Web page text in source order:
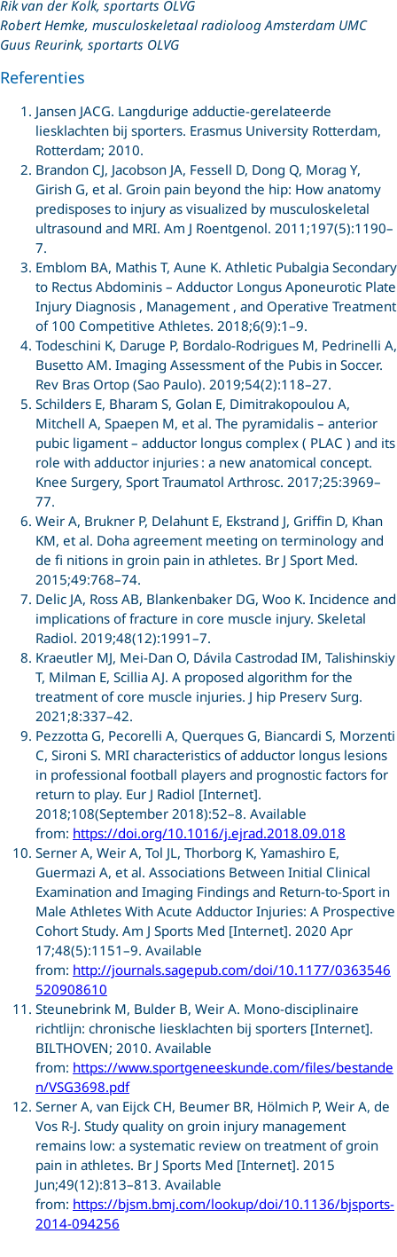
Rik van der Kolk, sportarts OLVG
Robert Hemke, musculoskeletaal radioloog Amsterdam UMC
Guus Reurink, sportarts OLVG
Referenties
Jansen JACG. Langdurige adductie-gerelateerde
liesklachten bij sporters. Erasmus University Rotterdam,
Rotterdam; 2010.
Brandon CJ, Jacobson JA, Fessell D, Dong Q, Morag Y,
Girish G, et al. Groin pain beyond the hip: How anatomy
predisposes to injury as visualized by musculoskeletal
ultrasound and MRI. Am J Roentgenol. 2011;197(5):1190–
7.
Emblom BA, Mathis T, Aune K. Athletic Pubalgia Secondary
to Rectus Abdominis – Adductor Longus Aponeurotic Plate
Injury Diagnosis , Management , and Operative Treatment
of 100 Competitive Athletes. 2018;6(9):1–9.
Todeschini K, Daruge P, Bordalo-Rodrigues M, Pedrinelli A,
Busetto AM. Imaging Assessment of the Pubis in Soccer.
Rev Bras Ortop (Sao Paulo). 2019;54(2):118–27.
Schilders E, Bharam S, Golan E, Dimitrakopoulou A,
Mitchell A, Spaepen M, et al. The pyramidalis – anterior
pubic ligament – adductor longus complex ( PLAC ) and its
role with adductor injuries : a new anatomical concept.
Knee Surgery, Sport Traumatol Arthrosc. 2017;25:3969–
77.
Weir A, Brukner P, Delahunt E, Ekstrand J, Griffin D, Khan
KM, et al. Doha agreement meeting on terminology and
de fi nitions in groin pain in athletes. Br J Sport Med.
2015;49:768–74.
Delic JA, Ross AB, Blankenbaker DG, Woo K. Incidence and
implications of fracture in core muscle injury. Skeletal
Radiol. 2019;48(12):1991–7.
Kraeutler MJ, Mei-Dan O, Dávila Castrodad IM, Talishinskiy
T, Milman E, Scillia AJ. A proposed algorithm for the
treatment of core muscle injuries. J hip Preserv Surg.
2021;8:337–42.
Pezzotta G, Pecorelli A, Querques G, Biancardi S, Morzenti
C, Sironi S. MRI characteristics of adductor longus lesions
in professional football players and prognostic factors for
return to play. Eur J Radiol [Internet].
2018;108(September 2018):52–8. Available
from: https://doi.org/10.1016/j.ejrad.2018.09.018
Serner A, Weir A, Tol JL, Thorborg K, Yamashiro E,
Guermazi A, et al. Associations Between Initial Clinical
Examination and Imaging Findings and Return-to-Sport in
Male Athletes With Acute Adductor Injuries: A Prospective
Cohort Study. Am J Sports Med [Internet]. 2020 Apr
17;48(5):1151–9. Available
from: http://journals.sagepub.com/doi/10.1177/0363546
520908610
Steunebrink M, Bulder B, Weir A. Mono-disciplinaire
richtlijn: chronische liesklachten bij sporters [Internet].
BILTHOVEN; 2010. Available
from: https://www.sportgeneeskunde.com/files/bestande
n/VSG3698.pdf
Serner A, van Eijck CH, Beumer BR, Hölmich P, Weir A, de
Vos R-J. Study quality on groin injury management
remains low: a systematic review on treatment of groin
pain in athletes. Br J Sports Med [Internet]. 2015
Jun;49(12):813–813. Available
from: https://bjsm.bmj.com/lookup/doi/10.1136/bjsports-
2014-094256